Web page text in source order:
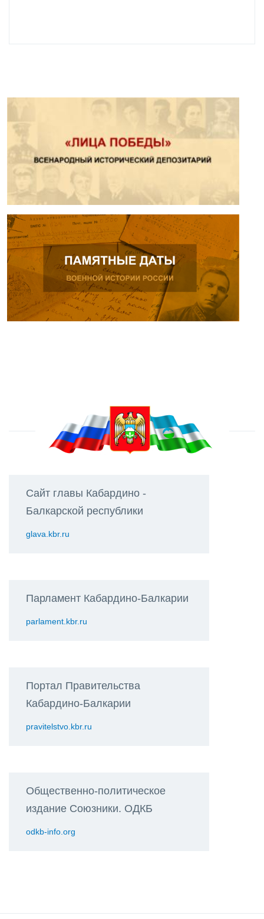
Сайт главы Кабардино -
Балкарской республики
glava.kbr.ru
Парламент Кабардино-Балкарии
parlament.kbr.ru
Портал Правительства
Кабардино-Балкарии
pravitelstvo.kbr.ru
Общественно-политическое
издание Союзники. ОДКБ
odkb-info.org